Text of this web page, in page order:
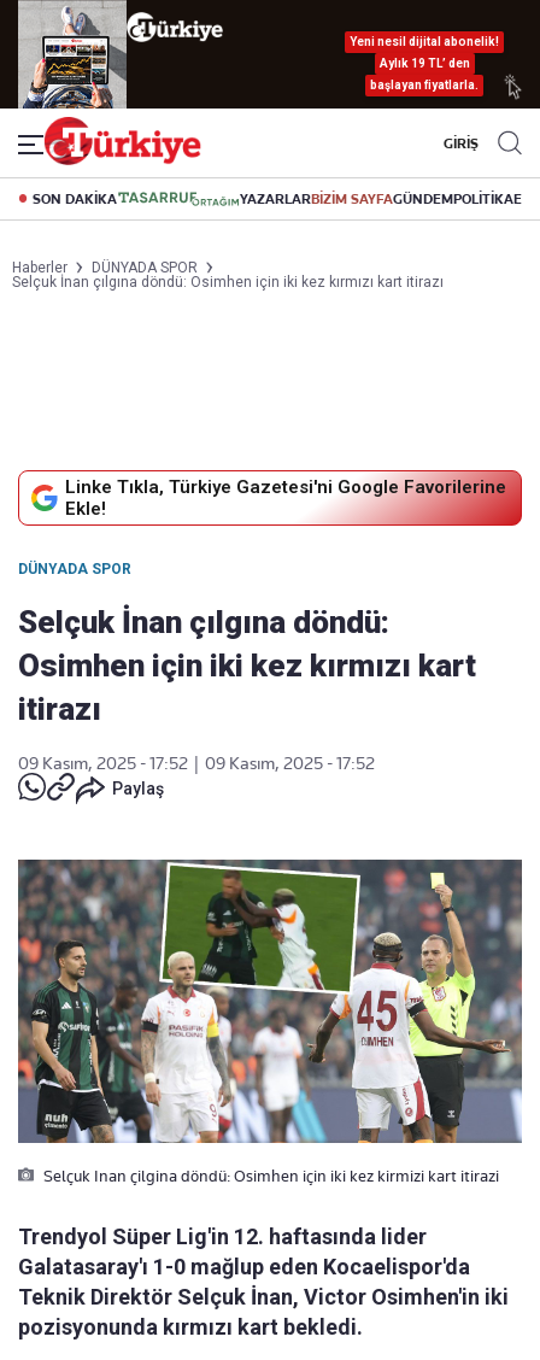
Yeni nesil dijital abonelik!
Aylık 19 TL’ den
başlayan fiyatlarla.
GİRİŞ
SON DAKİKA YAZARLARBİZİM SAYFAGÜNDEMPOLİTİKA
Haberler
DÜNYADA SPOR
Selçuk İnan çılgına döndü: Osimhen için iki kez kırmızı kart itirazı
Linke Tıkla, Türkiye Gazetesi'ni Google Favorilerine
Ekle!
DÜNYADA SPOR
Selçuk İnan çılgına döndü:
Osimhen için iki kez kırmızı kart
itirazı
09 Kasım, 2025 - 17:52
09 Kasım, 2025 - 17:52
Paylaş
Selçuk Inan çilgina döndü: Osimhen için iki kez kirmizi kart itirazi
Trendyol Süper Lig'in 12. haftasında lider
Galatasaray'ı 1-0 mağlup eden Kocaelispor'da
Teknik Direktör Selçuk İnan, Victor Osimhen'in iki
pozisyonunda kırmızı kart bekledi.